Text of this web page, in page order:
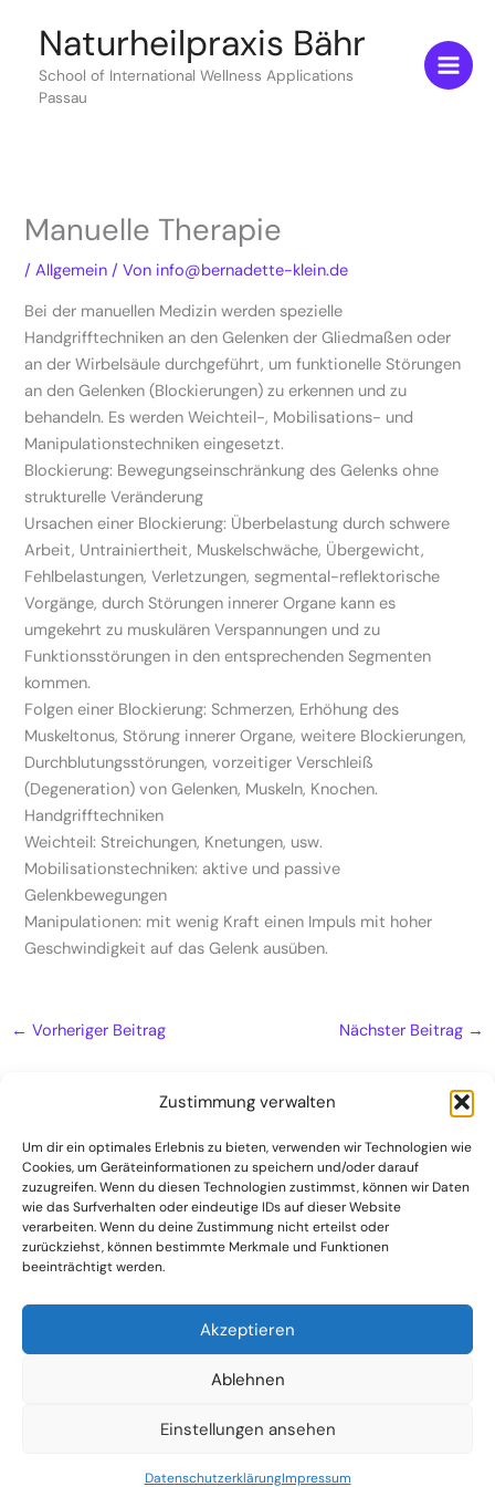
Zustimmung verwalten
Um dir ein optimales Erlebnis zu bieten, verwenden wir Technologien wie
Cookies, um Geräteinformationen zu speichern und/oder darauf
zuzugreifen. Wenn du diesen Technologien zustimmst, können wir Daten
wie das Surfverhalten oder eindeutige IDs auf dieser Website
verarbeiten. Wenn du deine Zustimmung nicht erteilst oder
zurückziehst, können bestimmte Merkmale und Funktionen
beeinträchtigt werden.
Akzeptieren
Ablehnen
Einstellungen ansehen
DatenschutzerklärungImpressum
springenNaturheilpraxis Bähr
School of International Wellness Applications
Passau
Manuelle Therapie
/Allgemein / Von info@bernadette-klein.de
Bei der manuellen Medizin werden spezielle
Handgrifftechniken an den Gelenken der Gliedmaßen oder
an der Wirbelsäule durchgeführt, um funktionelle Störungen
an den Gelenken (Blockierungen) zu erkennen und zu
behandeln. Es werden Weichteil-, Mobilisations- und
Manipulationstechniken eingesetzt.
Blockierung: Bewegungseinschränkung des Gelenks ohne
strukturelle Veränderung
Ursachen einer Blockierung: Überbelastung durch schwere
Arbeit, Untrainiertheit, Muskelschwäche, Übergewicht,
Fehlbelastungen, Verletzungen, segmental-reflektorische
Vorgänge, durch Störungen innerer Organe kann es
umgekehrt zu muskulären Verspannungen und zu
Funktionsstörungen in den entsprechenden Segmenten
kommen.
Folgen einer Blockierung: Schmerzen, Erhöhung des
Muskeltonus, Störung innerer Organe, weitere Blockierungen,
Durchblutungsstörungen, vorzeitiger Verschleiß
(Degeneration) von Gelenken, Muskeln, Knochen.
Handgrifftechniken
Weichteil: Streichungen, Knetungen, usw.
Mobilisationstechniken: aktive und passive
Gelenkbewegungen
Manipulationen: mit wenig Kraft einen Impuls mit hoher
Geschwindigkeit auf das Gelenk ausüben.
← Vorheriger Beitrag Nächster Beitrag →
Naturheilpraxis
Kontakt
Datenschutzerklärung
(C) 2024 Dr. Harald und Sabine Bähr